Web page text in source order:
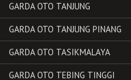
GARDA OTO TANJUNG
GARDA OTO TANJUNG PINANG
GARDA OTO TASIKMALAYA
GARDA OTO TEBING TINGGI